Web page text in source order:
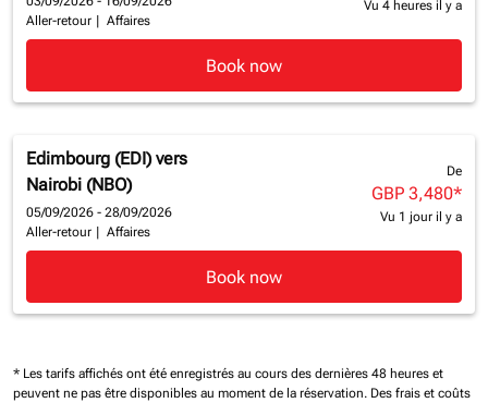
Aller-retour
Affaires
Vu 4 heures il y a
Book now
Edimbourg (EDI) vers
Nairobi (NBO)
05/09/2026 - 28/09/2026
Aller-retour
Affaires
De
GBP 3,480*
Vu 1 jour il y a
Book now
* Les tarifs affichés ont été enregistrés au cours des dernières 48 heures et
peuvent ne pas être disponibles au moment de la réservation. Des frais et coûts